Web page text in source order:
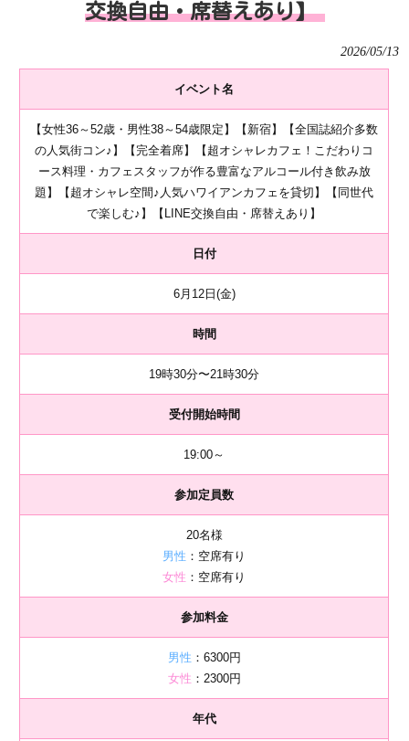
交換自由・席替えあり】
2026/05/13
イベント名
【女性36～52歳・男性38～54歳限定】【新宿】【全国誌紹介多数
の人気街コン♪】【完全着席】【超オシャレカフェ！こだわりコ
ース料理・カフェスタッフが作る豊富なアルコール付き飲み放
題】【超オシャレ空間♪人気ハワイアンカフェを貸切】【同世代
で楽しむ♪】【LINE交換自由・席替えあり】
日付
6月12日(金)
時間
19時30分〜21時30分
受付開始時間
19:00～
参加定員数
20名様
男性 ：空席有り
女性 ：空席有り
参加料金
男性 ：6300円
女性 ：2300円
年代